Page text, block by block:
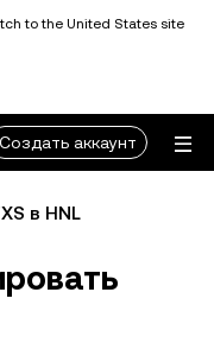
to the United States site
Создать аккаунт
в HNL